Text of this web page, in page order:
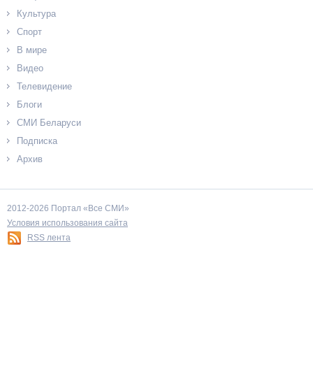
Культура
Спорт
В мире
Видео
Телевидение
Блоги
СМИ Беларуси
Подписка
Архив
2012-2026 Портал «Все СМИ»
Условия использования сайта
RSS лента